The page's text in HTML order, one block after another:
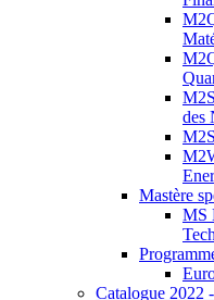
des
Mastère
MS
Catalogue 2022